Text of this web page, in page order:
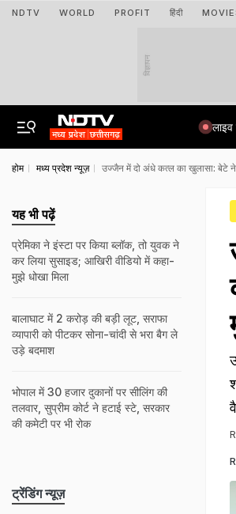
NDTV WORLD PROFIT हिंदी
विज्ञापन
लाइव
होम मध्य प्रदेश न्यूज़ उज्जैन में दो अंधे कत्ल का खुलासा: बेटे ने
यह भी पढ़ें
प्रेमिका ने इंस्टा पर किया ब्लॉक, तो युवक ने
कर लिया सुसाइड; आखिरी वीडियो में कहा-
मुझे धोखा मिला
बालाघाट में 2 करोड़ की बड़ी लूट, सराफा
व्यापारी को पीटकर सोना-चांदी से भरा बैग ले
उड़े बदमाश
भोपाल में 30 हजार दुकानों पर सीलिंग की
तलवार, सुप्रीम कोर्ट ने हटाई स्टे, सरकार
की कमेटी पर भी रोक
ट्रेंडिंग न्यूज़